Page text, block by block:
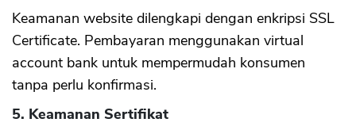
Keamanan website dilengkapi dengan enkripsi SSL
Certificate. Pembayaran menggunakan virtual
account bank untuk mempermudah konsumen
tanpa perlu konfirmasi.
5. Keamanan Sertifikat